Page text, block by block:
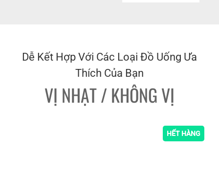
Dễ Kết Hợp Với Các Loại Đồ Uống Ưa
Thích Của Bạn
VỊ NHẠT / KHÔNG VỊ
HẾT HÀNG